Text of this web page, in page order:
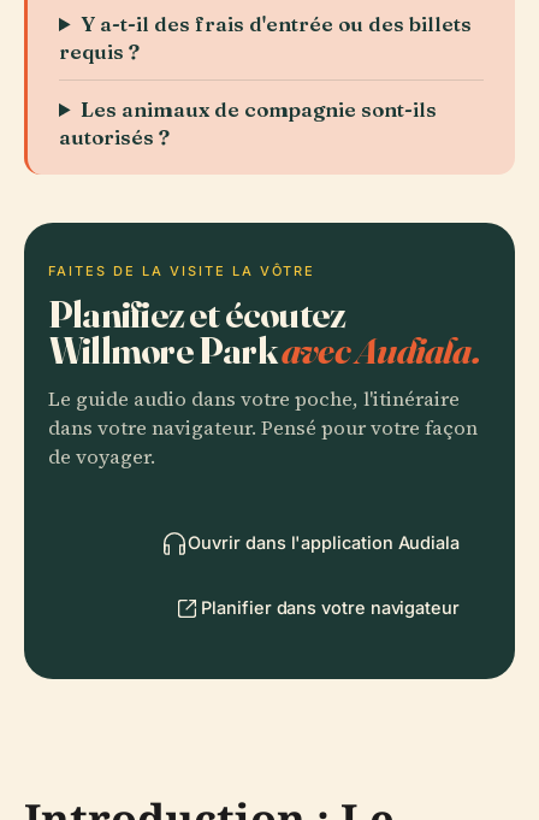
Y a-t-il des frais d'entrée ou des billets
requis ?
Les animaux de compagnie sont-ils
autorisés ?
FAITES DE LA VISITE LA VÔTRE
Planifiez et écoutez
Willmore Parkavec Audiala.
Le guide audio dans votre poche, l'itinéraire
dans votre navigateur. Pensé pour votre façon
de voyager.
Ouvrir dans l'application Audiala
Planifier dans votre navigateur